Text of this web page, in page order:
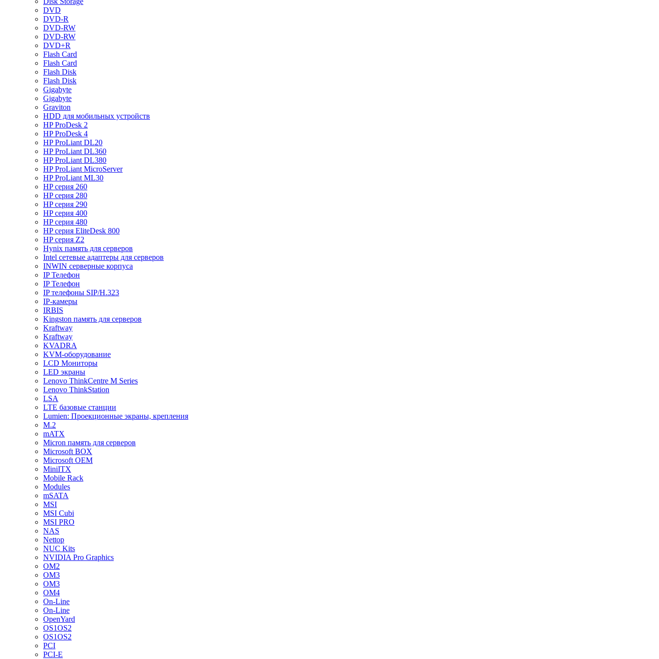
DVD
DVD-R
DVD-RW
DVD-RW
DVD+R
Flash Card
Flash Card
Flash Disk
Flash Disk
Gigabyte
Gigabyte
Graviton
HDD для мобильных устройств
HP ProDesk 2
HP ProDesk 4
HP ProLiant DL20
HP ProLiant DL360
HP ProLiant DL380
HP ProLiant MicroServer
HP ProLiant ML30
HP серия 260
HP серия 280
HP серия 290
HP серия 400
HP серия 480
HP серия EliteDesk 800
HP серия Z2
Hynix память для серверов
Intel сетевые адаптеры для серверов
INWIN серверные корпуса
IP Телефон
IP Телефон
IP телефоны SIP/H.323
IP-камеры
IRBIS
Kingston память для серверов
Kraftway
Kraftway
KVADRA
KVM-оборудование
LCD Мониторы
LED экраны
Lenovo ThinkCentre M Series
Lenovo ThinkStation
LSA
LTE базовые станции
Lumien: Проекционные экраны, крепления
M.2
mATX
Micron память для серверов
Microsoft BOX
Microsoft OEM
MiniITX
Mobile Rack
Modules
mSATA
MSI
MSI Cubi
MSI PRO
NAS
Nettop
NUC Kits
NVIDIA Pro Graphics
OM2
OM3
OM3
OM4
On-Line
On-Line
OpenYard
OS1OS2
OS1OS2
PCI
PCI-E